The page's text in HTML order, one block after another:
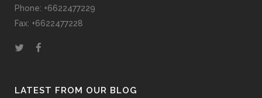
Phone: +6622477229
Fax: +6622477228
LATEST FROM OUR BLOG